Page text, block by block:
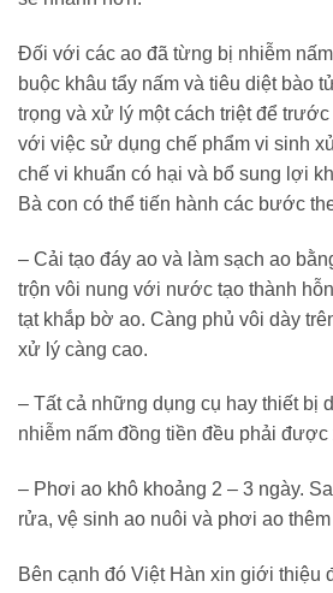
Đối với các ao đã từng bị nhiễm
buộc khâu tẩy nấm và tiêu diệt bào
trọng và xử lý một cách triệt để
với việc sử dụng chế phẩm vi sinh
chế vi khuẩn có hại và bổ sung lợi
Bà con có thể tiến hành các bước
– Cải tạo đáy ao và làm sạch ao
trộn vôi nung với nước tạo thành
tạt khắp bờ ao. Càng phủ vôi dày
xử lý càng cao.
– Tất cả những dụng cụ hay thiết bị
nhiễm nấm đồng tiền đều phải
– Phơi ao khô khoảng 2 – 3 ngày.
rửa, vệ sinh ao nuôi và phơi ao
Bên cạnh đó Việt Hàn xin giới thiệu